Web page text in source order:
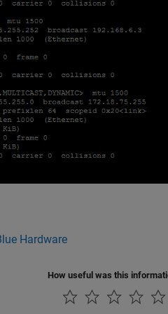
Hardware
How useful was this